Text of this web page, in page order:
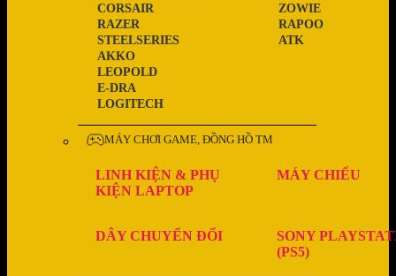
LOGITECH
E-DRA
LEOPOLD
AKKO
STEELSERIES
RAZER
CORSAIR
ATK
RAPOO
ZOWIE
MÁY CHƠI GAME, ĐỒNG HỒ TM
LINH KIỆN & PHỤ
KIỆN LAPTOP
MÁY CHIẾU
DÂY CHUYỂN ĐỔI
SONY
(PS5)